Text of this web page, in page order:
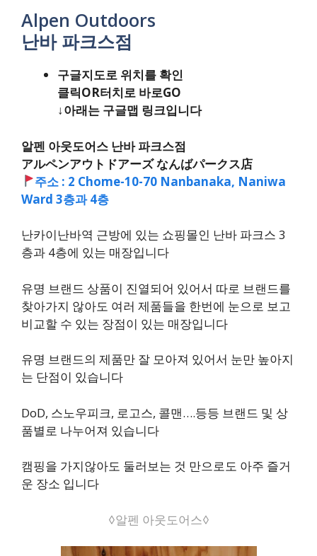
Alpen Outdoors
난바 파크스점
구글지도로 위치를 확인
클릭OR터치로 바로GO
↓아래는 구글맵 링크입니다
알펜 아웃도어스 난바 파크스점
アルペンアウトドアーズ なんばパークス店
주소 : 2 Chome-10-70 Nanbanaka, Naniwa
Ward 3층과 4층
난카이난바역 근방에 있는 쇼핑몰인 난바 파크스 3
층과 4층에 있는 매장입니다
유명 브랜드 상품이 진열되어 있어서 따로 브랜드를
찾아가지 않아도 여러 제품들을 한번에 눈으로 보고
비교할 수 있는 장점이 있는 매장입니다
유명 브랜드의 제품만 잘 모아져 있어서 눈만 높아지
는 단점이 있습니다
DoD, 스노우피크, 로고스, 콜맨….등등 브랜드 및 상
품별로 나누어져 있습니다
​캠핑을 가지않아도 둘러보는 것 만으로도 아주 즐거
운 장소 입니다
◊알펜 아웃도어스◊